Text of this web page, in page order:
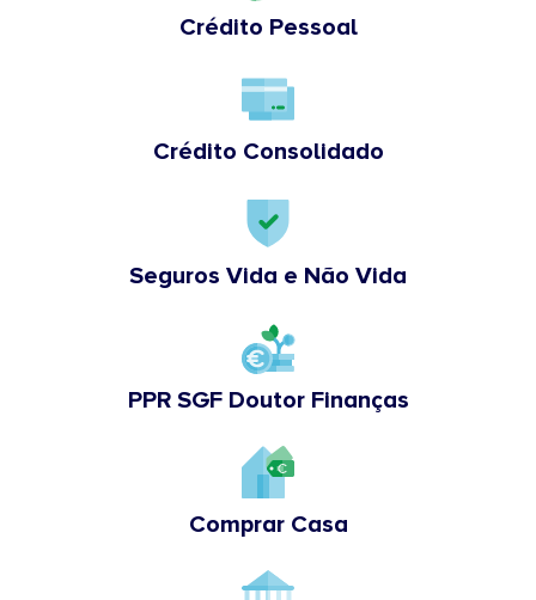
Crédito Pessoal
Crédito Consolidado
Seguros Vida e Não Vida
PPR SGF Doutor Finanças
Comprar Casa